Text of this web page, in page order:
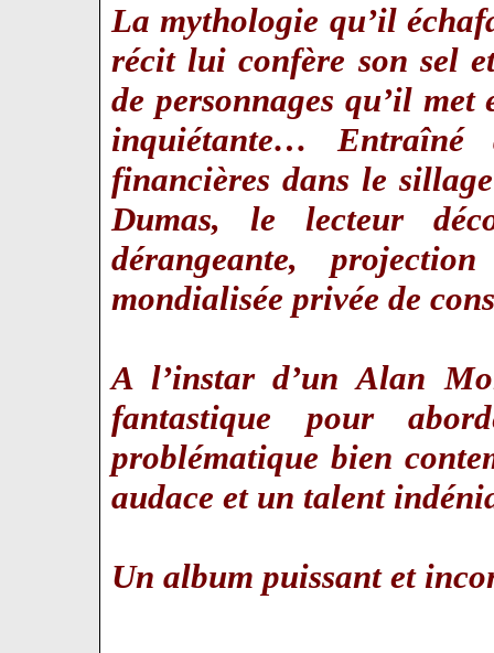
La mythologie qu’il
récit lui confère son sel
de personnages qu’il met
inquiétante… Entraîné
financières dans le
Dumas, le lecteur
dérangeante,
mondialisée privée de
A l’instar d’un Alan
fantastique pour
problématique bien
audace et un talent
Un album puissant et